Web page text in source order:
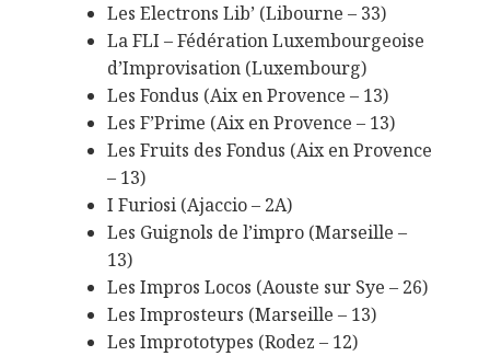
Les Electrons Lib’ (Libourne – 33)
La FLI – Fédération Luxembourgeoise
d’Improvisation (Luxembourg)
Les Fondus (Aix en Provence – 13)
Les F’Prime (Aix en Provence – 13)
Les Fruits des Fondus (Aix en Provence
– 13)
I Furiosi (Ajaccio – 2A)
Les Guignols de l’impro (Marseille –
13)
Les Impros Locos (Aouste sur Sye – 26)
Les Improsteurs (Marseille – 13)
Les Imprototypes (Rodez – 12)